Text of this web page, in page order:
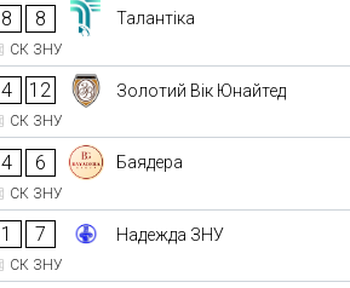
8 8 Талантіка
СК ЗНУ
4 12 Золотий Вік Юнайтед
СК ЗНУ
4 6 Баядера
СК ЗНУ
1 7 Надежда ЗНУ
СК ЗНУ